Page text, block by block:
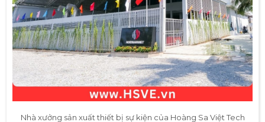
Nhà xưởng sản xuất thiết bị sự kiện của Hoàng Sa Việt Tech